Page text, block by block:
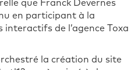
que Franck Devernes
en participant à la
de l’agence Toxa
la création du site